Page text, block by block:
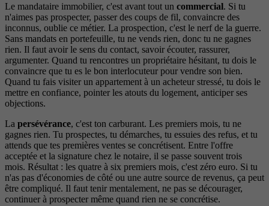
Le mandataire immobilier, c'est avant tout un commercial. Si tu
n'aimes pas prospecter, passer des coups de fil, convaincre des
inconnus, oublie ce métier. La prospection, c'est le nerf de la guerre.
Sans mandats en portefeuille, tu ne vends rien, donc tu ne gagnes
rien. Il faut avoir le sens du contact, savoir écouter, rassurer,
argumenter. Quand tu rencontres un propriétaire hésitant, tu dois le
convaincre que tu es le bon interlocuteur pour vendre son bien.
Quand tu fais visiter un appartement à un acheteur stressé, tu dois le
mettre en confiance, pointer les atouts du logement, anticiper ses
objections.
La persévérance, c'est ton carburant. Les premiers mois, tu ne
gagnes rien. Tu prospectes, tu démarches, tu essuies des refus, et tu
attends que tes premières ventes se concrétisent. Entre l'offre
acceptée et la signature chez le notaire, il se passe souvent trois
mois. Résultat : les quatre à six premiers mois, c'est zéro euro. Si tu
n'as pas d'économies de côté ou une autre source de revenus, ça peut
être compliqué. Il faut tenir mentalement, ne pas se décourager,
continuer à prospecter même quand rien ne se concrétise.